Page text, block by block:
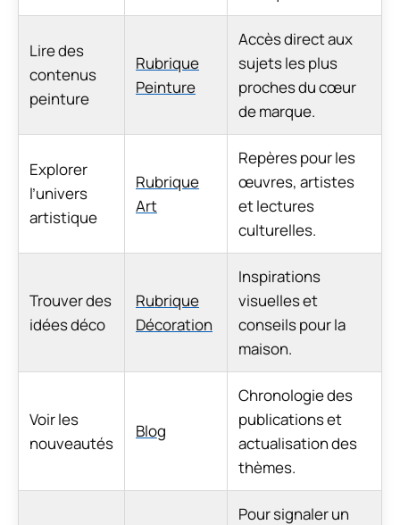
Lire des
contenus
peinture
Rubrique
Peinture
Accès direct aux
sujets les plus
proches du cœur
de marque.
Explorer
l’univers
artistique
Rubrique
Art
Repères pour les
œuvres, artistes
et lectures
culturelles.
Trouver des
idées déco
Rubrique
Décoration
Inspirations
visuelles et
conseils pour la
maison.
Voir les
nouveautés
Blog
Chronologie des
publications et
actualisation des
thèmes.
Pour signaler un